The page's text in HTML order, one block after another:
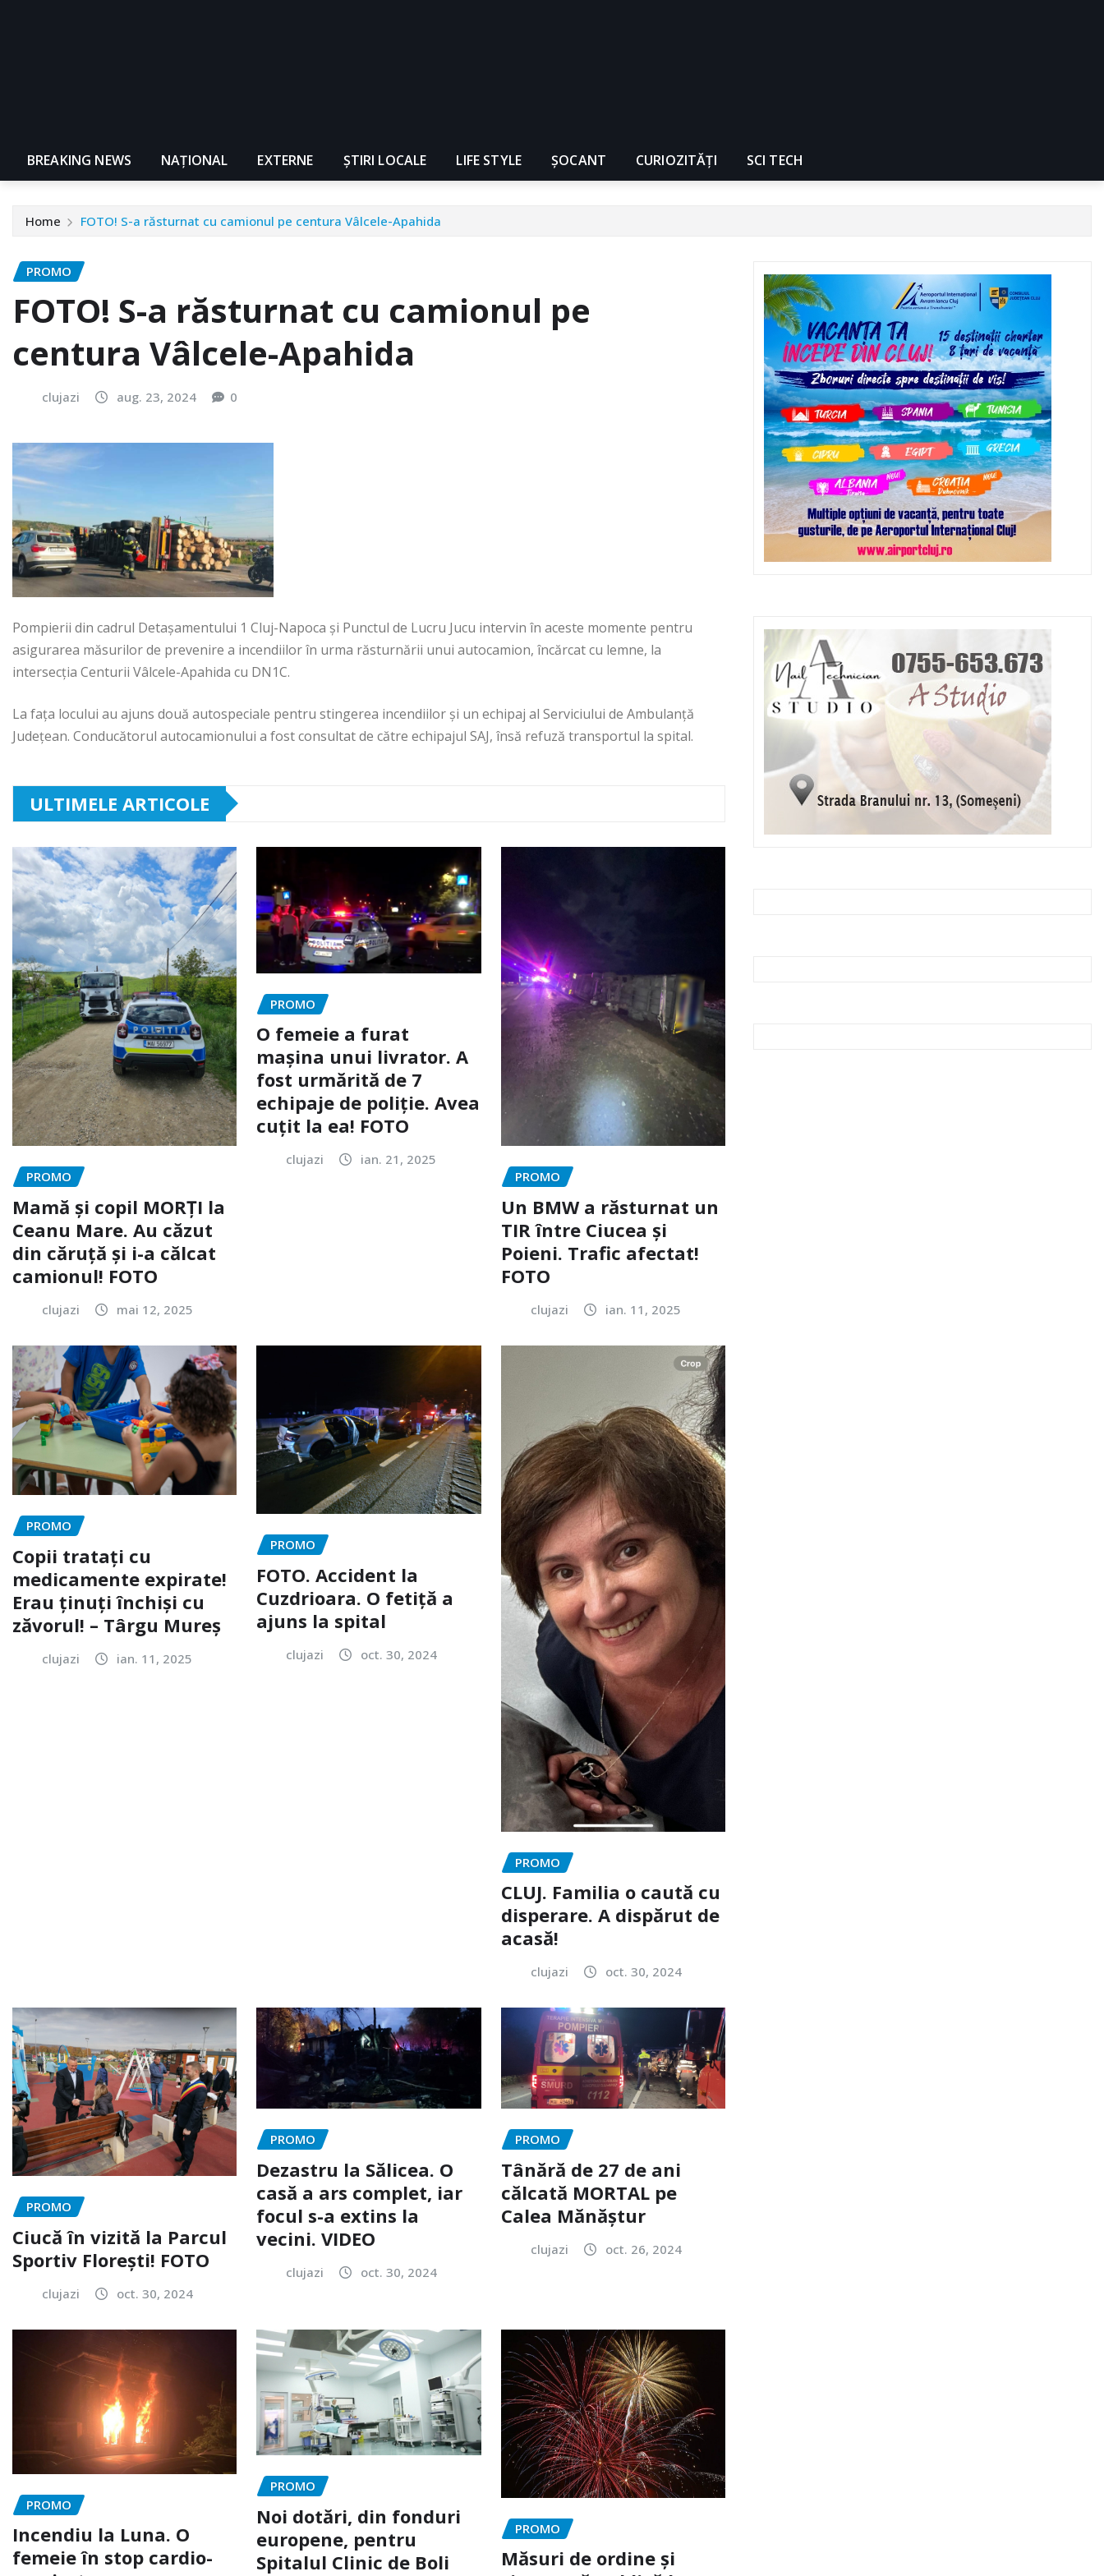
BREAKING NEWS NAŢIONAL EXTERNE ȘTIRI LOCALE LIFE STYLE ȘOCANT CURIOZITĂȚI SCI TECH
Home FOTO! S-a răsturnat cu camionul pe centura Vâlcele-Apahida
PROMO
FOTO! S-a răsturnat cu camionul pe
centura Vâlcele-Apahida
clujazi aug. 23, 2024 0
Pompierii din cadrul Detașamentului 1 Cluj-Napoca și Punctul de Lucru Jucu intervin în aceste momente pentru
asigurarea măsurilor de prevenire a incendiilor în urma răsturnării unui autocamion, încărcat cu lemne, la
intersecția Centurii Vâlcele-Apahida cu DN1C.
La fața locului au ajuns două autospeciale pentru stingerea incendiilor și un echipaj al Serviciului de Ambulanță
Județean. Conducătorul autocamionului a fost consultat de către echipajul SAJ, însă refuză transportul la spital.
ULTIMELE ARTICOLE
PROMO
Mamă și copil MORȚI la
Ceanu Mare. Au căzut
din căruță și i-a călcat
camionul! FOTO
clujazi mai 12, 2025
PROMO
O femeie a furat
mașina unui livrator. A
fost urmărită de 7
echipaje de poliție. Avea
cuțit la ea! FOTO
clujazi
ian. 21, 2025
PROMO
Un BMW a răsturnat un
TIR între Ciucea și
Poieni. Trafic afectat!
FOTO
clujazi ian. 11, 2025
PROMO
Copii tratați cu
medicamente expirate!
Erau ținuți închiși cu
zăvorul! – Târgu Mureș
clujazi ian. 11, 2025
PROMO
FOTO. Accident la
Cuzdrioara. O fetiță a
ajuns la spital
clujazi oct. 30, 2024
PROMO
CLUJ. Familia o caută cu
disperare. A dispărut de
acasă!
clujazi oct. 30, 2024
PROMO
Ciucă în vizită la Parcul
Sportiv Florești! FOTO
clujazi oct. 30, 2024
PROMO
Dezastru la Sălicea. O
casă a ars complet, iar
focul s-a extins la
vecini. VIDEO
clujazi oct. 30, 2024
PROMO
Tânără de 27 de ani
călcată MORTAL pe
Calea Mănăștur
clujazi oct. 26, 2024
PROMO
Incendiu la Luna. O
femeie în stop cardio-
PROMO
Noi dotări, din fonduri
europene, pentru
Spitalul Clinic de Boli
PROMO
Măsuri de ordine și